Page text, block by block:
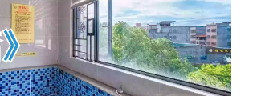
服務條款及細則